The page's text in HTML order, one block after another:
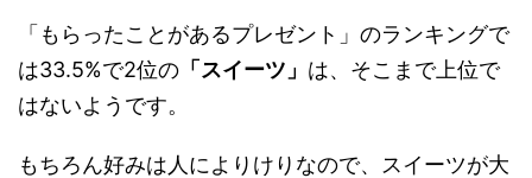
「もらったことがあるプレゼント」のランキングで
は33.5%で2位の 「スイーツ」 は、そこまで上位で
はないようです。
もちろん好みは人によりけりなので、スイーツが大